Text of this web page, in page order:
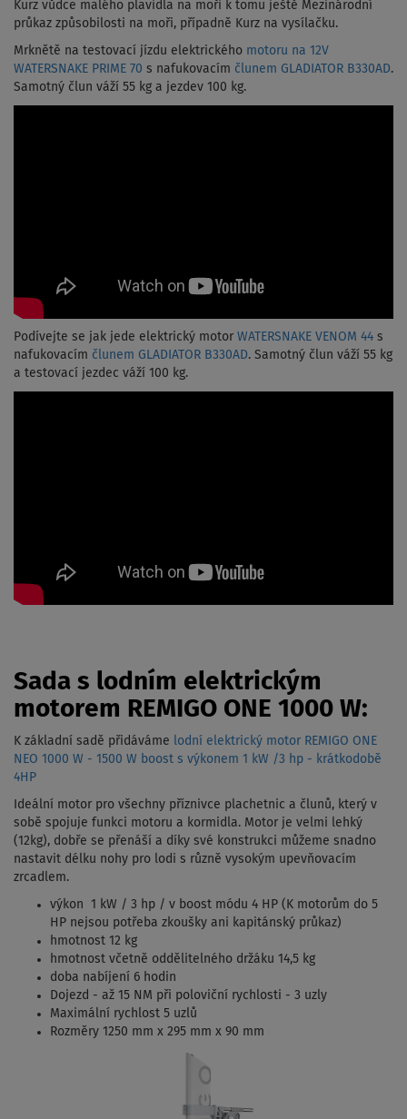
Kurz vůdce malého plavidla na moři k tomu ještě Mezinárodní
průkaz způsobilosti na moři, případně Kurz na vysílačku.
Mrknětě na testovací jízdu elektrického motoru na 12V
WATERSNAKE PRIME 70 s nafukovacím člunem GLADIATOR B330AD.
Samotný člun váží 55 kg a jezdev 100 kg.
Podívejte se jak jede elektrický motor WATERSNAKE VENOM 44 s
nafukovacím člunem GLADIATOR B330AD. Samotný člun váží 55 kg
a testovací jezdec váží 100 kg.
Sada s lodním elektrickým
motorem REMIGO ONE 1000 W:
K základní sadě přidáváme lodní elektrický motor REMIGO ONE
NEO 1000 W - 1500 W boost s výkonem 1 kW /3 hp - krátkodobě
4HP
Ideální motor pro všechny příznivce plachetnic a člunů, který v
sobě spojuje funkci motoru a kormidla. Motor je velmi lehký
(12kg), dobře se přenáší a díky své konstrukci můžeme snadno
nastavit délku nohy pro lodi s různě vysokým upevňovacím
zrcadlem.
výkon 1 kW / 3 hp / v boost módu 4 HP (K motorům do 5
HP nejsou potřeba zkoušky ani kapitánský průkaz)
hmotnost 12 kg
hmotnost včetně oddělitelného držáku 14,5 kg
doba nabíjení 6 hodin
Dojezd - až 15 NM při poloviční rychlosti - 3 uzly
Maximální rychlost 5 uzlů
Rozměry 1250 mm x 295 mm x 90 mm